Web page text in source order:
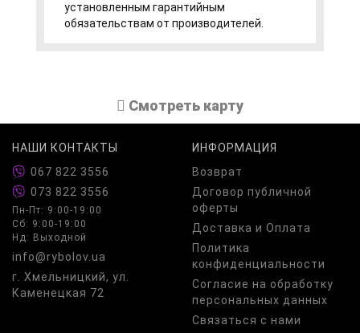
установленным гарантийным
обязательствам от производителей.
Cмотреть карту
НАШИ КОНТАКТЫ
067 822 3556
073 822 3556
Пн-Пт: 9:00-19:00
Сб: 9:00-19:00
Нд: Выходной
info@rybolov.ua
г. Хмельницкий, ул.
Каменецкая 72
ИНФОРМАЦИЯ
Возврат
Договор публичной
оферты
Доставка и Оплата
Политика
конфиденциальности
Согласие на обработку
персональных данных
Связаться с нами